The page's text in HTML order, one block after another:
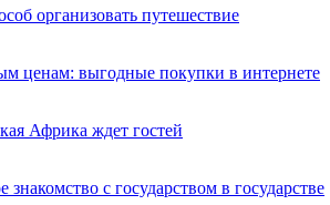
организовать путешествие
ценам: выгодные покупки в интернете
Африка ждет гостей
с государством в государстве